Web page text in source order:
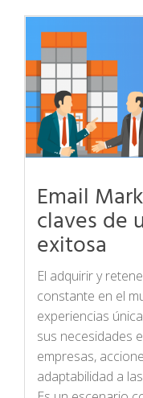
Email
claves de
exitosa
El adquirir y
constante en el
experiencias
sus necesidades
empresas,
adaptabilidad a